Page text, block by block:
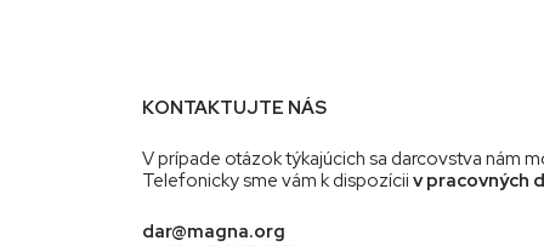
KONTAKTUJTE NÁS
V prípade otázok týkajúcich sa darcovstva nám
Telefonicky sme vám k dispozícii v pracovných
dar@magna.org